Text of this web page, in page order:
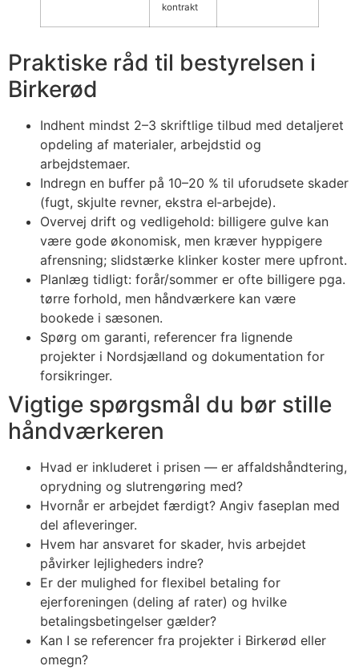
kontrakt
Praktiske råd til bestyrelsen i
Birkerød
Indhent mindst 2–3 skriftlige tilbud med detaljeret
opdeling af materialer, arbejdstid og
arbejdstemaer.
Indregn en buffer på 10–20 % til uforudsete skader
(fugt, skjulte revner, ekstra el‑arbejde).
Overvej drift og vedligehold: billigere gulve kan
være gode økonomisk, men kræver hyppigere
afrensning; slidstærke klinker koster mere upfront.
Planlæg tidligt: forår/sommer er ofte billigere pga.
tørre forhold, men håndværkere kan være
bookede i sæsonen.
Spørg om garanti, referencer fra lignende
projekter i Nordsjælland og dokumentation for
forsikringer.
Vigtige spørgsmål du bør stille
håndværkeren
Hvad er inkluderet i prisen — er affaldshåndtering,
oprydning og slutrengøring med?
Hvornår er arbejdet færdigt? Angiv faseplan med
del afleveringer.
Hvem har ansvaret for skader, hvis arbejdet
påvirker lejligheders indre?
Er der mulighed for flexibel betaling for
ejerforeningen (deling af rater) og hvilke
betalingsbetingelser gælder?
Kan I se referencer fra projekter i Birkerød eller
omegn?